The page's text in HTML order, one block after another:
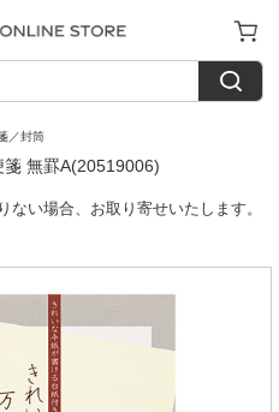
／封筒
箋 無罫A(20519006)
ない場合、お取り寄せいたします。